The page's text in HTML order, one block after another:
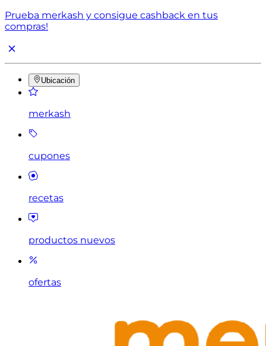
Prueba merkash y consigue cashback en tus
compras!
Ubicación
merkash
cupones
recetas
productos nuevos
ofertas